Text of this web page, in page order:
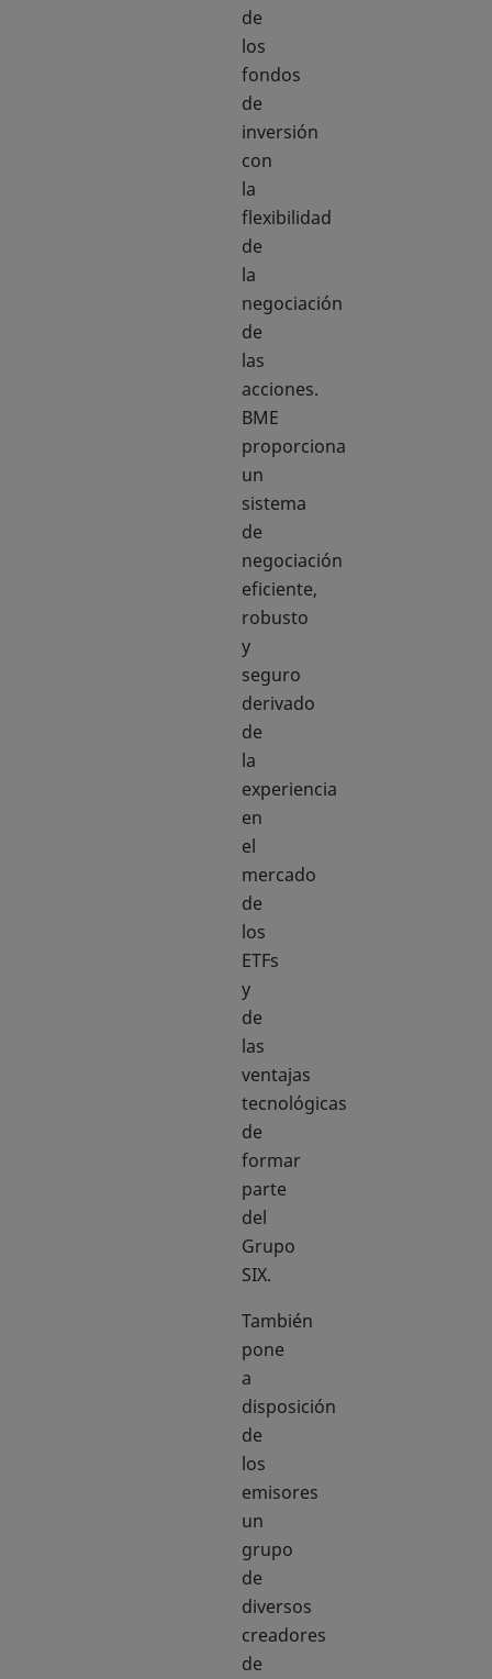
de
los
fondos
de
inversión
con
la
flexibilidad
de
la
negociación
de
las
acciones.
BME
proporciona
un
sistema
de
negociación
eficiente,
robusto
y
seguro
derivado
de
la
experiencia
en
el
mercado
de
los
ETFs
y
de
las
ventajas
tecnológicas
de
formar
parte
del
Grupo
SIX.
También
pone
a
disposición
de
los
emisores
un
grupo
de
diversos
creadores
de